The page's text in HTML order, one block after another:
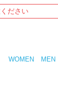
ださい
WOMEN MEN